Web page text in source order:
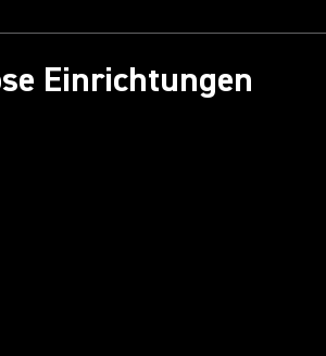
Einrichtungen